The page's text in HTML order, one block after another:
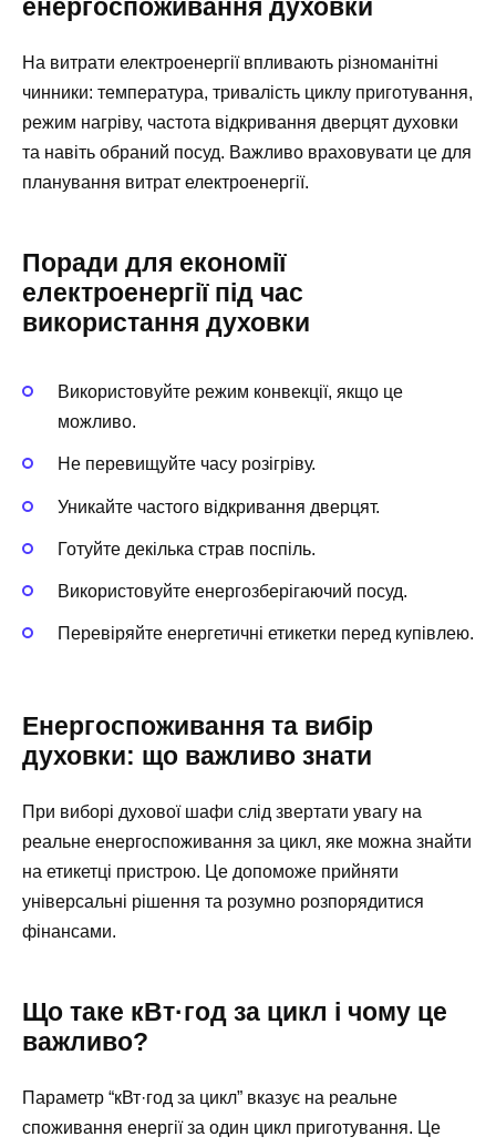
енергоспоживання духовки
На витрати електроенергії впливають різноманітні
чинники: температура, тривалість циклу приготування,
режим нагріву, частота відкривання дверцят духовки
та навіть обраний посуд. Важливо враховувати це для
планування витрат електроенергії.
Поради для економії
електроенергії під час
використання духовки
Використовуйте режим конвекції, якщо це
можливо.
Не перевищуйте часу розігріву.
Уникайте частого відкривання дверцят.
Готуйте декілька страв поспіль.
Використовуйте енергозберігаючий посуд.
Перевіряйте енергетичні етикетки перед купівлею.
Енергоспоживання та вибір
духовки: що важливо знати
При виборі духової шафи слід звертати увагу на
реальне енергоспоживання за цикл, яке можна знайти
на етикетці пристрою. Це допоможе прийняти
універсальні рішення та розумно розпорядитися
фінансами.
Що таке кВт·год за цикл і чому це
важливо?
Параметр “кВт·год за цикл” вказує на реальне
споживання енергії за один цикл приготування. Це